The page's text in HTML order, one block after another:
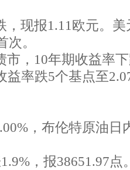
，现报1.11欧元。
次。
市，10年期收益率
益率跌5个基点至
，布伦特原油日
，报38651.97点